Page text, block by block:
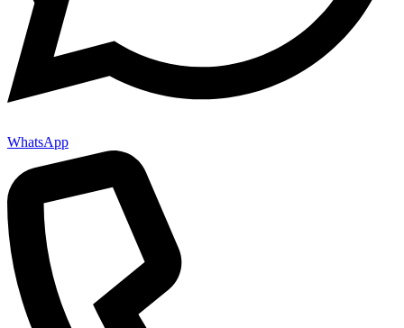
WhatsApp